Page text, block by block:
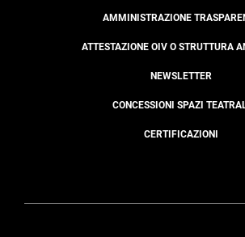
AMMINISTRAZIONE
ATTESTAZIONE OIV O STRUTTURA
NEWSLETTER
CONCESSIONI SPAZI
CERTIFICAZIONI